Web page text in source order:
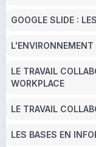
GOOGLE SLIDE :
L'ENVIRONNEMENT
LE TRAVAIL
WORKPLACE
LE TRAVAIL
LES BASES EN